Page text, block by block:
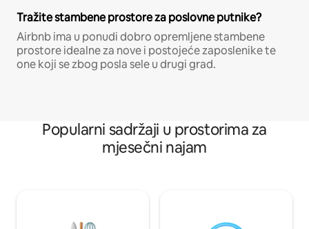
Tražite stambene prostore za poslovne putnike?
Airbnb ima u ponudi dobro opremljene stambene
prostore idealne za nove i postojeće zaposlenike te
one koji se zbog posla sele u drugi grad.
Popularni sadržaji u prostorima za
mjesečni najam